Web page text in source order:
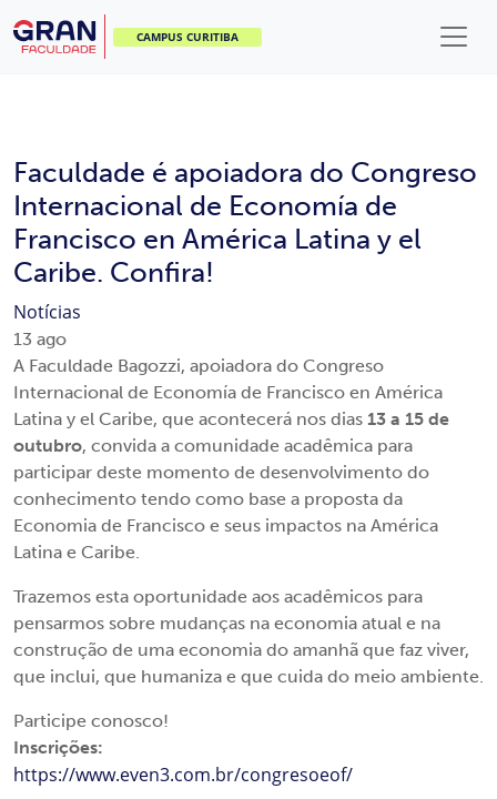
CAMPUS CURITIBA
Faculdade é apoiadora do Congreso
Internacional de Economía de
Francisco en América Latina y el
Caribe. Confira!
Notícias
13 ago
A Faculdade Bagozzi, apoiadora do Congreso
Internacional de Economía de Francisco en América
Latina y el Caribe, que acontecerá nos dias 13 a 15 de
outubro, convida a comunidade acadêmica para
participar deste momento de desenvolvimento do
conhecimento tendo como base a proposta da
Economia de Francisco e seus impactos na América
Latina e Caribe.
Trazemos esta oportunidade aos acadêmicos para
pensarmos sobre mudanças na economia atual e na
construção de uma economia do amanhã que faz viver,
que inclui, que humaniza e que cuida do meio ambiente.
Participe conosco!
Inscrições:
https://www.even3.com.br/congresoeof/